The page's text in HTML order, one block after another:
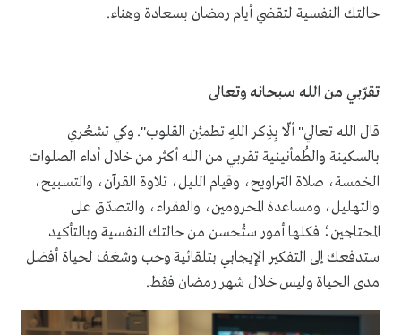
حالتك النفسية لتقضي أيام رمضان بسعادة وهناء.
تقرّبي من الله سبحانه وتعالى
قال الله تعالي" ألّا بِذِكر اللهِ تطمئِن القلوب". وكي تشعُري
بالسكينة والطُمأنينية تقربي من الله أكثر من خلال أداء الصلوات
الخمسة، صلاة التراويح، وقيام الليل، تلاوة القرآن، والتسبيح،
والتهليل، ومساعدة المحرومين، والفقراء، والتصدّق على
المحتاجين؛ فكلها أمور ستُحسن من حالتك النفسية وبالتأكيد
ستدفعك إلى التفكير الإيجابي بتلقائية وحب وشغف لحياة أفضل
مدى الحياة وليس خلال شهر رمضان فقط.